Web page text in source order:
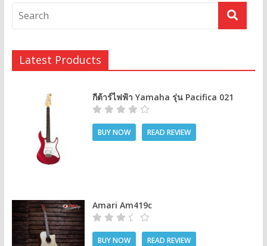
Latest Products
กีต้าร์ไฟฟ้า Yamaha รุ่น Pacifica 021
BUY NOW READ REVIEW
Amari Am419c
BUY NOW READ REVIEW